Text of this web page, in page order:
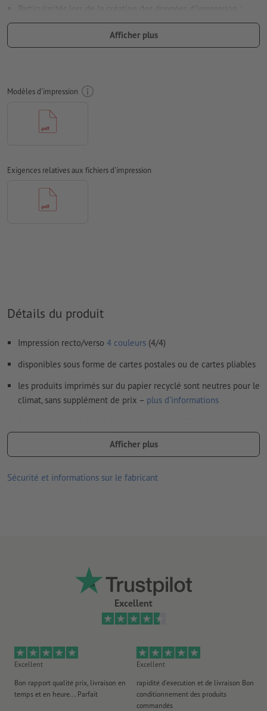
Particularités lors de la création des données d'impression :
d'impression fini, veuillez tenir compte du
Résolution:
300 dpi
Prévoir 2 mm
importantes à une distance de min. 4 mm du format final
doivent être vectorisés
Mode couleur :
papiers couchés, FOGRA52 (PSO Uncoated v3 FOGRA52) pour
Le contenu deschamps de formulaire
Afficher plus
Modèles d'impression
Exigences relatives aux fichiers d'impression
Détails du produit
Impression recto/verso 4 couleurs (4/4)
disponibles sous forme de cartes postales ou de cartes pliables
les produits imprimés sur du papier recyclé sont neutres pour le
climat, sans supplément de prix – plus d’informations
les cartes en papier couché 300 g/m² peuvent être livrées
pliées, aucune finition disponible en option
Afficher plus
Sécurité et informations sur le fabricant
Excellent
Excellent
Bon rapport qualité prix, livraison en
temps et en heure... Parfait
Excellent
rapidité d'execution et de livraison Bon
conditionnement des produits
commandés